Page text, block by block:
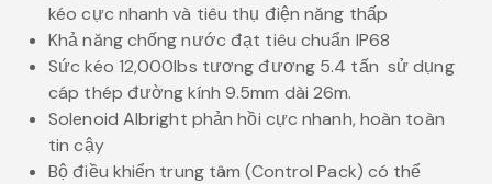
kéo cực nhanh và tiêu thụ điện năng thấp
Khả năng chống nước đạt tiêu chuẩn IP68
Sức kéo 12,000lbs tương đương 5.4 tấn sử dụng
cáp thép đường kính 9.5mm dài 26m.
Solenoid Albright phản hồi cực nhanh, hoàn toàn
tin cậy
Bộ điều khiển trung tâm (Control Pack) có thể